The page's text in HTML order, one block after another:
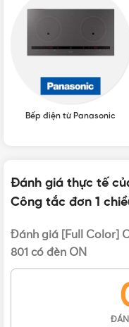
BẢO HÀNH
XUẤT XỨ
Thông số cơ bản
Công tắc B, 1 chiều,
Appellation glow
Bếp điện từ Panasonic
Đánh giá thực tế
Công tắc đơn 1
Đánh giá [Full Color]
801 có đèn ON